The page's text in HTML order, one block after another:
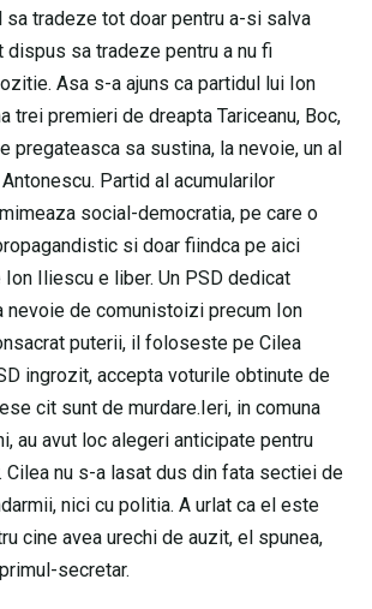
sa tradeze tot doar pentru a-si salva
dispus sa tradeze pentru a nu fi
Asa s-a ajuns ca partidul lui Ion
trei premieri de dreapta Tariceanu, Boc,
pregateasca sa sustina, la nevoie, un al
Partid al acumularilor
social-democratia, pe care o
si doar fiindca pe aici
Iliescu e liber. Un PSD dedicat
nevoie de comunistoizi precum Ion
puterii, il foloseste pe Cilea
ingrozit, accepta voturile obtinute de
cit sunt de murdare.Ieri, in comuna
au avut loc alegeri anticipate pentru
Cilea nu s-a lasat dus din fata sectiei de
nici cu politia. A urlat ca el este
cine avea urechi de auzit, el spunea,
secretar.